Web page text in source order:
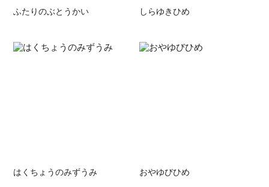
ふたりのぶとうかい しらゆきひめ
はくちょうのみずうみ おやゆびひめ